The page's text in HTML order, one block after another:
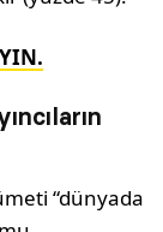
“dünyada